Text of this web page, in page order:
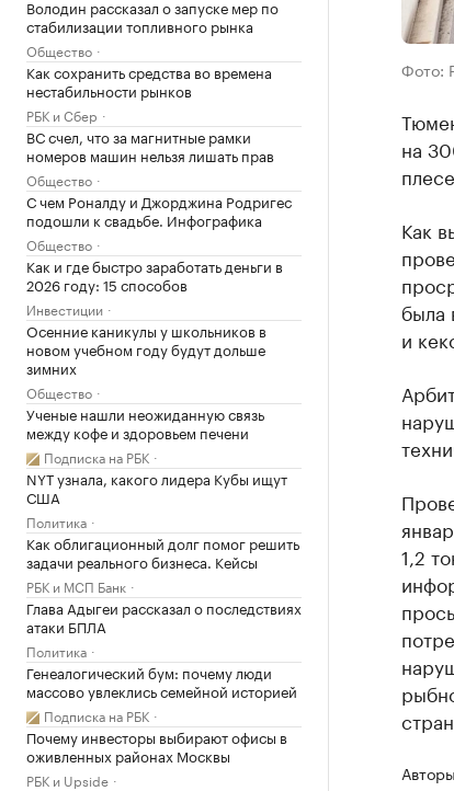
Володин рассказал о запуске мер по
стабилизации топливного рынка
Общество
Как сохранить средства во времена
нестабильности рынков
РБК и Сбер
ВС счел, что за магнитные рамки
номеров машин нельзя лишать прав
Общество
С чем Роналду и Джорджина Родригес
подошли к свадьбе. Инфографика
Общество
Как и где быстро заработать деньги в
2026 году: 15 способов
Инвестиции
Осенние каникулы у школьников в
новом учебном году будут дольше
зимних
Общество
Ученые нашли неожиданную связь
между кофе и здоровьем печени
Подписка на РБК
NYT узнала, какого лидера Кубы ищут
США
Политика
Как облигационный долг помог решить
задачи реального бизнеса. Кейсы
РБК и МСП Банк
Глава Адыгеи рассказал о последствиях
атаки БПЛА
Политика
Генеалогический бум: почему люди
массово увлеклись семейной историей
Подписка на РБК
Почему инвесторы выбирают офисы в
оживленных районах Москвы
РБК и Upside
Фото:
на
Как
была
и
1,2
Авторы